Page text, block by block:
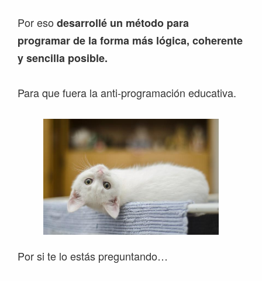
Por eso desarrollé un método para
programarde la forma más lógica, coherente
y sencilla posible.
Para que fuera la anti-programación educativa.
Por si te lo estás preguntando…